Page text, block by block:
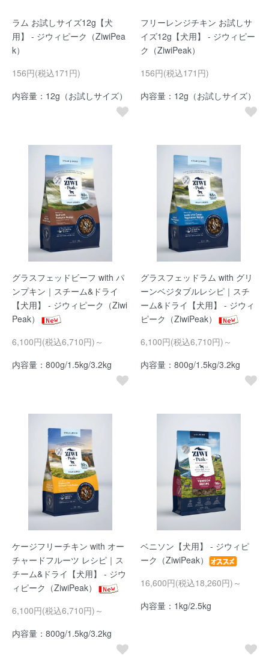
ラム お試しサイズ12g【犬
用】 - ジウィピーク（ZiwiPea
k）
156円(税込171円)
内容量：12g（お試しサイズ）
フリーレンジチキン お試しサ
イズ12g【犬用】 - ジウィピー
ク（ZiwiPeak）
156円(税込171円)
内容量：12g（お試しサイズ）
グラスフェッドビーフ with パ
ンプキン｜スチーム&ドライ
【犬用】 - ジウィピーク（Ziwi
Peak）
6,100円(税込6,710円)～
内容量：800g/1.5kg/3.2kg
グラスフェッドラム with グリ
ーンベジタブルレシピ｜スチ
ーム&ドライ【犬用】 - ジウィ
ピーク（ZiwiPeak）
6,100円(税込6,710円)～
内容量：800g/1.5kg/3.2kg
ケージフリーチキン with オー
チャードフルーツ レシピ｜ス
チーム&ドライ【犬用】 - ジウ
ィピーク（ZiwiPeak）
6,100円(税込6,710円)～
内容量：800g/1.5kg/3.2kg
ベニソン【犬用】 - ジウィピ
ーク（ZiwiPeak）
16,600円(税込18,260円)～
内容量：1kg/2.5kg